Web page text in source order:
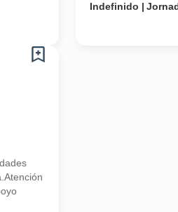
Indefinido